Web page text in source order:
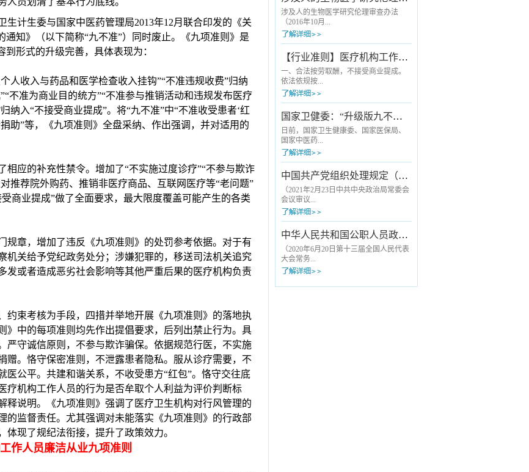
涉及人的生物医学研究伦理审查办法
（2016年10月...
12日国家卫生和计划生育委员会令第11
号公布 自2016年12月1日起施行） 第一
章 总则 第一条 为保护人的生命和健
康，维护人的尊严，尊重和保护受试者
的合法权益，规范涉及人的生物医学研
条 本办法适用于各级各类医疗卫生机
构开展涉及人的生物医学研究伦理审查
工作。第三条 本办法所称涉及人的...
【行业准则】医疗机构工作人员廉洁从业九项准则
一、合法按劳取酬，不接受商业提成。
依法依规按...
劳取酬。严禁利用执业之便开单提成；
严禁以商业目的进行统方；除就诊医院
所在医联体的其他医疗机构，以及被纳
入医保“双通道”管理的定点零售药店外，
严禁安排患者到其他指定地点购买医药
务并从中谋取私利；严禁接受互联网企
业与开处方配药有关的费用。二、严守
诚信原则，不参与欺诈骗保。依法依规
合理使用医疗保障基金，遵守医保协议
管理，向医保...
国家卫健委：“升级版九不准”发布《医疗机构工作人员廉洁从业九项准则》
日前，国家卫生健康委、国家医保局、
国家中医药...
局联合发布《关于印发医疗机构工作人
员廉洁从业九项准则的通知》，对为广
大医务人员划清了基本行为底线。《九
项准则》公布实施后，原国家卫生计生
委与国家中医药管理局2013年12月联合
设“九不准”的通知》（以下简称“九不
准”）同时废止。《九项准则》是在“九不
准”从严治理内核基础上，从内容到形式
的升级完善，具体表现为：一、涵盖
“九...
中国共产党组织处理规定（试行）
（2021年2月23日中共中央政治局常委会
会议审议...
批准，2021年3月19日中共中央办公厅发
布）第一条 为了落实全面从严治党要
求，规范组织处理工作，根据《中国共
产党章程》和有关党内法规，制定本规
定。第二条 组织处理工作坚持以习近
导，贯彻新时代党的建设总要求和新时
中华人民共和国公职人员政务处分法
（2020年6月20日第十三届全国人民代表
大会常务...
委员会第十九次会议通过） 第一
生计生委与国家中医药管理局2013年12月联合印发的《关
通知》（以下简称“九不准”）同时废止。《九项准则》是
形式的升级完善，具体表现为：
人收入与药品和医学检查收入挂钩”“不准违规收费”归纳
不准为商业目的统方”“不准参与推销活动和违规发布医疗
纳入“不接受商业提成”。将“九不准”中“不准收受患者‘红
助”等，《九项准则》全盘采纳、作出强调，并对适用的
相应的补充性禁令。增加了“不实施过度诊疗”“不参与欺诈
推荐院外购药、推销非医疗商品、互联网医疗等“老问题”
商业提成”做了全面要求，最大限度覆盖可能产生的各类
规章，增加了违反《九项准则》的处罚参考依据。对于有
机关给予党纪政务处分；涉嫌犯罪的，移送司法机关追究
发或者造成恶劣社会影响等其他严重后果的医疗机构负责
约束考核为手段，四措并举地开展《九项准则》的落地执
》中的每项准则均先作出提倡要求，后列出禁止行为。具
严守诚信原则，不参与欺诈骗保。依据规范行医，不实施
赠。恪守保密准则，不泄露患者隐私。服从诊疗需要，不
医公平。共建和谐关系，不收受患方“红包”。恪守交往底
疗机构工作人员的行为是否牟取个人利益为评价判断标
释说明。《九项准则》强调了医疗卫生机构对行风管理的
的监督责任。尤其强调对未能落实《九项准则》的行政部
现了规纪法衔接，提升了政策效力。
作人员廉洁从业九项准则